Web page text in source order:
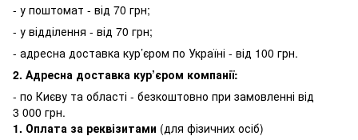
- у поштомат - від 70 грн;
- у відділення - від 70 грн;
- адресна доставка кур’єром по Україні - від 100 грн.
2. Адресна доставка кур’єром компанії:
- по Києву та області - безкоштовно при замовленні від
3 000 грн.
1. Оплата за реквізитами (для фізичних осіб)